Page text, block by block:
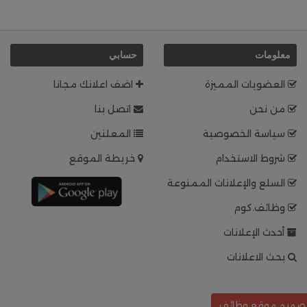
معلومات
العضويات المميزة
من نحن
سياسة الخصوصية
شروط الاستخدام
السلع والإعلانات الممنوعة
وظائف.كوم
أحدث الإعلانات
بحث الاعلانات
حسابي
اضف اعلانك مجانا
اتصل بنا
المعلنين
خريطة الموقع
موقع وظائف